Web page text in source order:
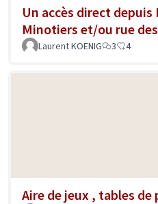
Un accès direct depuis
Minotiers et/ou rue
Laurent KOENIG 3 4
Aire de jeux , tables